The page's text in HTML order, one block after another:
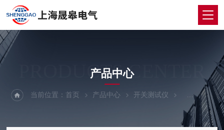
PRODUCTS CENTER
产品中心
当前位置：首页 产品中心 开关测试仪 回路电阻测